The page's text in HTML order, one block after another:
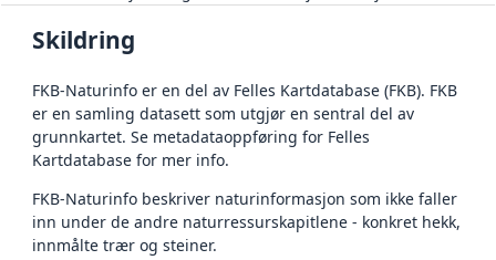
Skildring
FKB-Naturinfo er en del av Felles Kartdatabase (FKB). FKB
er en samling datasett som utgjør en sentral del av
grunnkartet. Se metadataoppføring for Felles
Kartdatabase for mer info.
FKB-Naturinfo beskriver naturinformasjon som ikke faller
inn under de andre naturressurskapitlene - konkret hekk,
innmålte trær og steiner.